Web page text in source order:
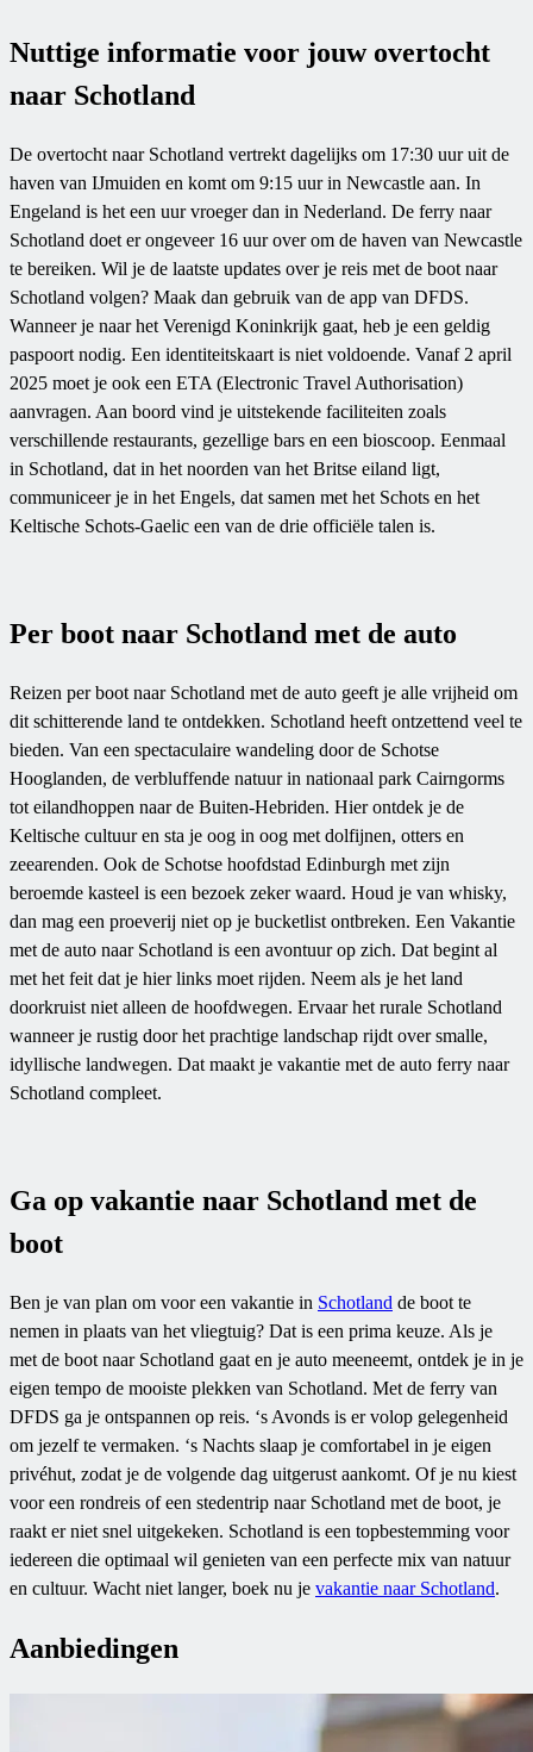
Nuttige informatie voor jouw overtocht
naar Schotland
De overtocht naar Schotland vertrekt dagelijks om 17:30 uur uit de
haven van IJmuiden en komt om 9:15 uur in Newcastle aan. In
Engeland is het een uur vroeger dan in Nederland. De ferry naar
Schotland doet er ongeveer 16 uur over om de haven van Newcastle
te bereiken. Wil je de laatste updates over je reis met de boot naar
Schotland volgen? Maak dan gebruik van de app van DFDS.
Wanneer je naar het Verenigd Koninkrijk gaat, heb je een geldig
paspoort nodig. Een identiteitskaart is niet voldoende. Vanaf 2 april
2025 moet je ook een ETA (Electronic Travel Authorisation)
aanvragen. Aan boord vind je uitstekende faciliteiten zoals
verschillende restaurants, gezellige bars en een bioscoop. Eenmaal
in Schotland, dat in het noorden van het Britse eiland ligt,
communiceer je in het Engels, dat samen met het Schots en het
Keltische Schots-Gaelic een van de drie officiële talen is.
Per boot naar Schotland met de auto
Reizen per boot naar Schotland met de auto geeft je alle vrijheid om
dit schitterende land te ontdekken. Schotland heeft ontzettend veel te
bieden. Van een spectaculaire wandeling door de Schotse
Hooglanden, de verbluffende natuur in nationaal park Cairngorms
tot eilandhoppen naar de Buiten-Hebriden. Hier ontdek je de
Keltische cultuur en sta je oog in oog met dolfijnen, otters en
zeearenden. Ook de Schotse hoofdstad Edinburgh met zijn
beroemde kasteel is een bezoek zeker waard. Houd je van whisky,
dan mag een proeverij niet op je bucketlist ontbreken. Een Vakantie
met de auto naar Schotland is een avontuur op zich. Dat begint al
met het feit dat je hier links moet rijden. Neem als je het land
doorkruist niet alleen de hoofdwegen. Ervaar het rurale Schotland
wanneer je rustig door het prachtige landschap rijdt over smalle,
idyllische landwegen. Dat maakt je vakantie met de auto ferry naar
Schotland compleet.
Ga op vakantie naar Schotland met de
boot
Ben je van plan om voor een vakantie in Schotland de boot te
nemen in plaats van het vliegtuig? Dat is een prima keuze. Als je
met de boot naar Schotland gaat en je auto meeneemt, ontdek je in je
eigen tempo de mooiste plekken van Schotland. Met de ferry van
DFDS ga je ontspannen op reis. ‘s Avonds is er volop gelegenheid
om jezelf te vermaken. ‘s Nachts slaap je comfortabel in je eigen
privéhut, zodat je de volgende dag uitgerust aankomt. Of je nu kiest
voor een rondreis of een stedentrip naar Schotland met de boot, je
raakt er niet snel uitgekeken. Schotland is een topbestemming voor
iedereen die optimaal wil genieten van een perfecte mix van natuur
en cultuur. Wacht niet langer, boek nu je vakantie naar Schotland.
Aanbiedingen